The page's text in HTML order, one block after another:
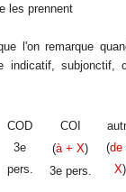
les prennent
l'on remarque
indicatif, subjonctif,
COD
3e
pers.
COI
(à + X)
3e pers.
(de
X)